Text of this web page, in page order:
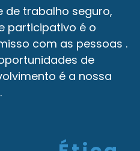
de trabalho seguro,
participativo é o
com as pessoas .
de
é a nossa